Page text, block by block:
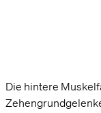
Die hintere